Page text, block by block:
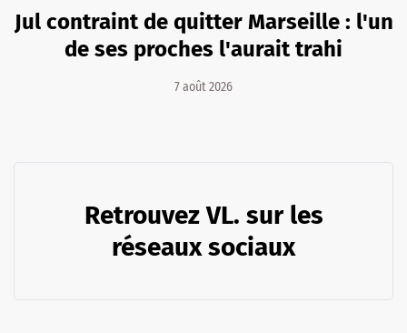
Jul contraint de quitter Marseille : l'un
de ses proches l'aurait trahi
7 août 2026
Retrouvez VL. sur les
réseaux sociaux